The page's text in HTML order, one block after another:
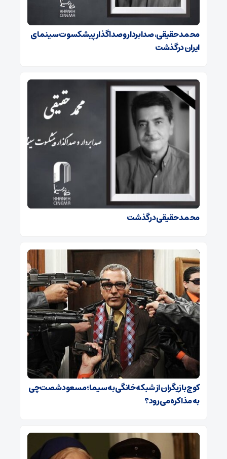
محمد حقیقی، صدابردار و صداگذار پیشکسوت سینمای
ایران درگذشت
محمد حقیقی درگذشت
کوچ بازیگران از شبکه خانگی به سیما؛ مسعود شصت‌چی
به مذاکره می‌رود؟